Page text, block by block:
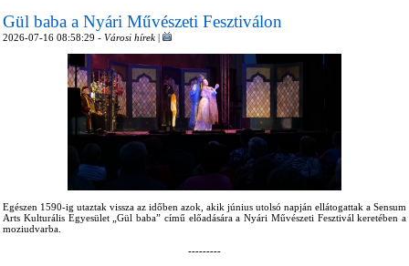
Gül baba a Nyári Művészeti Fesztiválon
2026-07-16 08:58:29 - Városi hírek |
Egészen 1590-ig utaztak vissza az időben azok, akik június utolsó napján ellátogattak a Sensum
Arts Kulturális Egyesület „Gül baba” című előadására a Nyári Művészeti Fesztivál keretében a
moziudvarba.
---------